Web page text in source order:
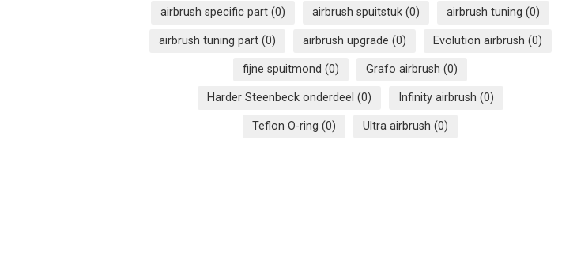
airbrush specific part (0) airbrush spuitstuk (0) airbrush tuning (0)
airbrush tuning part (0) airbrush upgrade (0) Evolution airbrush (0)
fijne spuitmond (0) Grafo airbrush (0)
Harder Steenbeck onderdeel (0) Infinity airbrush (0)
Teflon O-ring (0) Ultra airbrush (0)